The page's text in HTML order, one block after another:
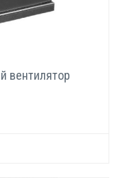
вентилятор